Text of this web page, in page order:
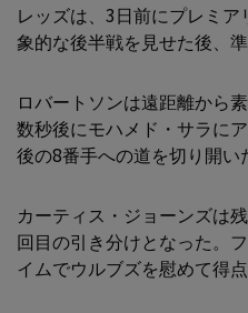
レッズは、3日前にプレミ
象的な後半戦を見せた後、
ロバートソンは遠距離から
数秒後にモハメド・サラに
後の8番手への道を切り開い
カーティス・ジョーンズは
回目の引き分けとなった。
イムでウルブズを慰めて得点